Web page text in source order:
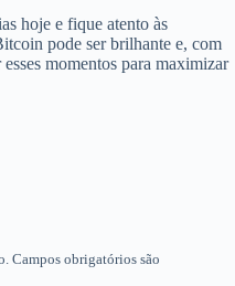
hoje e fique atento às
pode ser brilhante e, com
momentos para maximizar
Campos obrigatórios são